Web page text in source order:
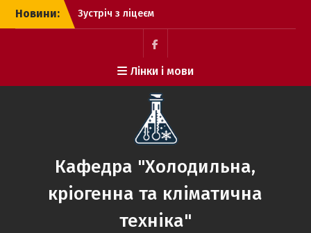
Перейти
Новини:
Зустріч з ліцеєм
Зустріч
зустіч з коледжом
Вернадського
facebook
Лінки і мови
Кафедра "Холодильна,
кріогенна та кліматична
техніка"